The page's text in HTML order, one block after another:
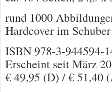
rund 1000
Hardcover im Schuber
ISBN 978-3-944594-
Erscheint seit März
€ 49,95 (D) / € 51,40